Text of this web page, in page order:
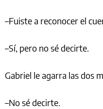
–Fuiste a reconocer el
–Sí, pero no sé decirte.
Gabriel le agarra las dos
–No sé decirte.